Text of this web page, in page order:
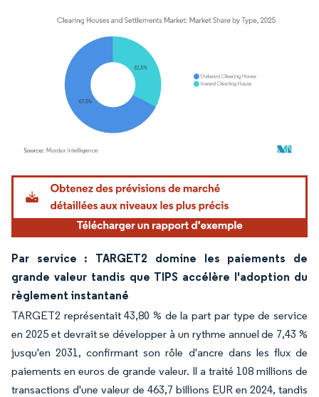
Image © Mordor Intelligence. La réutilisation nécessite une attribution sous CC BY
Par service : TARGET2 domine les paiements de
grande valeur tandis que TIPS accélère l'adoption du
règlement instantané
TARGET2 représentait 43,80 % de la part par type de service
en 2025 et devrait se développer à un rythme annuel de 7,43 %
jusqu'en 2031, confirmant son rôle d'ancre dans les flux de
paiements en euros de grande valeur. Il a traité 108 millions de
transactions d'une valeur de 463,7 billions EUR en 2024, tandis